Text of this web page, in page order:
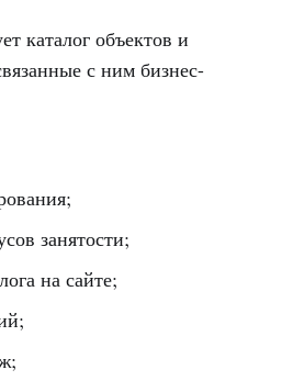
каталог объектов и
с ним бизнес-
занятости;
на сайте;